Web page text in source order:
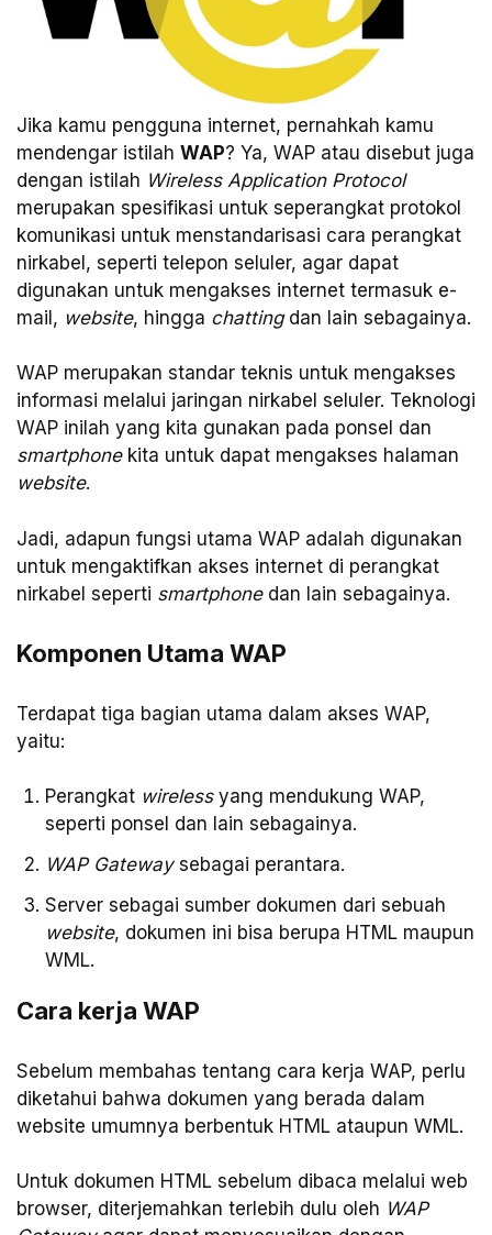
Jika kamu pengguna internet, pernahkah kamu
mendengar istilah WAP? Ya, WAP atau disebut juga
dengan istilah Wireless Application Protocol
merupakan spesifikasi untuk seperangkat protokol
komunikasi untuk menstandarisasi cara perangkat
nirkabel, seperti telepon seluler, agar dapat
digunakan untuk mengakses internet termasuk e-
mail, website, hingga chatting dan lain sebagainya.
WAP merupakan standar teknis untuk mengakses
informasi melalui jaringan nirkabel seluler. Teknologi
WAP inilah yang kita gunakan pada ponsel dan
smartphone kita untuk dapat mengakses halaman
website.
Jadi, adapun fungsi utama WAP adalah digunakan
untuk mengaktifkan akses internet di perangkat
nirkabel seperti smartphone dan lain sebagainya.
Komponen Utama WAP
Terdapat tiga bagian utama dalam akses WAP,
yaitu:
Perangkat wireless yang mendukung WAP,
seperti ponsel dan lain sebagainya.
WAP Gatewaysebagai perantara.
Server sebagai sumber dokumen dari sebuah
website, dokumen ini bisa berupa HTML maupun
WML.
Cara kerja WAP
Sebelum membahas tentang cara kerja WAP, perlu
diketahui bahwa dokumen yang berada dalam
website umumnya berbentuk HTML ataupun WML.
Untuk dokumen HTML sebelum dibaca melalui web
browser, diterjemahkan terlebih dulu oleh WAP